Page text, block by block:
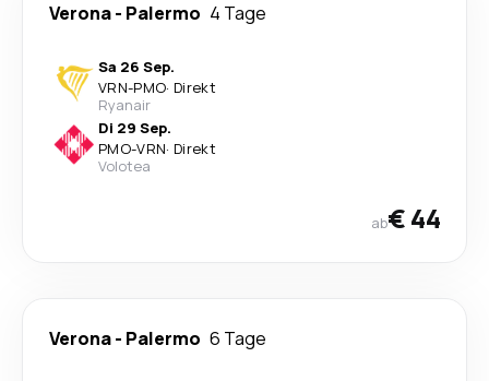
Verona- Palermo 4 Tage
Sa 26 Sep.
VRN-PMO· Direkt
Ryanair
Di 29 Sep.
PMO-VRN· Direkt
Volotea
ab€ 44
Verona- Palermo 6 Tage